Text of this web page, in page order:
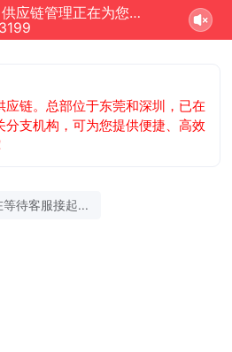
融汇进口供应链管理正在为您服务
链。总部位于东莞和深圳，已在
支机构，可为您提供便捷、高效
等待客服接起...